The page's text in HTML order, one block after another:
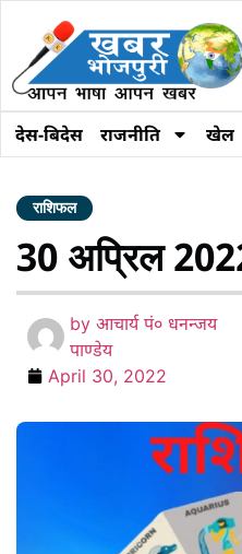
देस-बिदेस राजनीति खेल
राशिफल
30 अप्रिल
by आचार्य पं० धनन्जय
पाण्डेय
April 30, 2022